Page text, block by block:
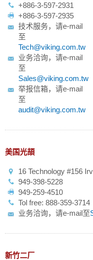
+886-3-597-2931
+886-3-597-2935
技术服务，请e-mail
至
Tech@viking.com.tw
业务洽询，请e-mail
至
Sales@viking.com.tw
举报信箱，请e-mail
至
audit@viking.com.tw
美国光頡
16 Technology #156
949-398-5228
949-259-4510
Tol free: 888-359-3714
业务洽询，请e-mail至
新竹二厂